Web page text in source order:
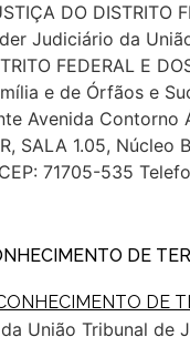
DO DISTRITO
Judiciário da
FEDERAL E
e de Órfãos e
Avenida Contorno
SALA 1.05, Núcleo
71705-535
DE
União Tribunal de